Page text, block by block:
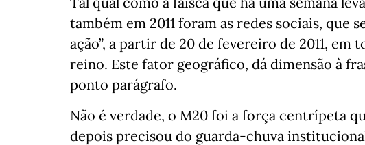
também em 2011 foram as redes sociais, que
ação”, a partir de 20 de fevereiro de 2011, em
reino. Este fator geográfico, dá dimensão à
ponto parágrafo.
Não é verdade, o M20 foi a força centrípeta
depois precisou do guarda-chuva